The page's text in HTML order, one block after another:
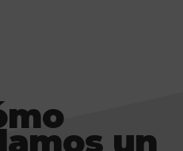
un